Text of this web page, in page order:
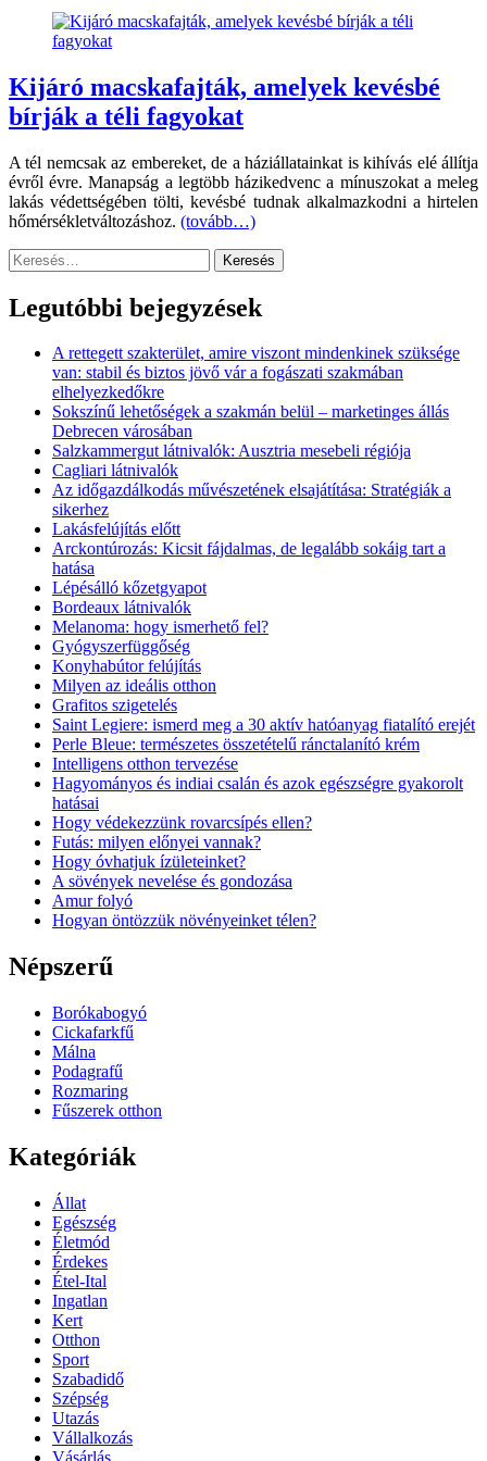
Kijáró macskafajták, amelyek kevésbé
bírják a téli fagyokat
A tél nemcsak az embereket, de a háziállatainkat is kihívás elé állítja
évről évre. Manapság a legtöbb házikedvenc a mínuszokat a meleg
lakás védettségében tölti, kevésbé tudnak alkalmazkodni a hirtelen
hőmérsékletváltozáshoz. (tovább…)
Keresés:
Legutóbbi bejegyzések
A rettegett szakterület, amire viszont mindenkinek szüksége
van: stabil és biztos jövő vár a fogászati szakmában
elhelyezkedőkre
Sokszínű lehetőségek a szakmán belül – marketinges állás
Debrecen városában
Salzkammergut látnivalók: Ausztria mesebeli régiója
Cagliari látnivalók
Az időgazdálkodás művészetének elsajátítása: Stratégiák a
sikerhez
Lakásfelújítás előtt
Arckontúrozás: Kicsit fájdalmas, de legalább sokáig tart a
hatása
Lépésálló kőzetgyapot
Bordeaux látnivalók
Melanoma: hogy ismerhető fel?
Gyógyszerfüggőség
Konyhabútor felújítás
Milyen az ideális otthon
Grafitos szigetelés
Saint Legiere: ismerd meg a 30 aktív hatóanyag fiatalító erejét
Perle Bleue: természetes összetételű ránctalanító krém
Intelligens otthon tervezése
Hagyományos és indiai csalán és azok egészségre gyakorolt
hatásai
Hogy védekezzünk rovarcsípés ellen?
Futás: milyen előnyei vannak?
Hogy óvhatjuk ízületeinket?
A sövények nevelése és gondozása
Amur folyó
Hogyan öntözzük növényeinket télen?
Népszerű
Borókabogyó
Cickafarkfű
Málna
Podagrafű
Rozmaring
Fűszerek otthon
Kategóriák
Állat
Egészség
Életmód
Érdekes
Étel-Ital
Ingatlan
Kert
Otthon
Sport
Szabadidő
Szépség
Utazás
Vállalkozás
Vásárlás